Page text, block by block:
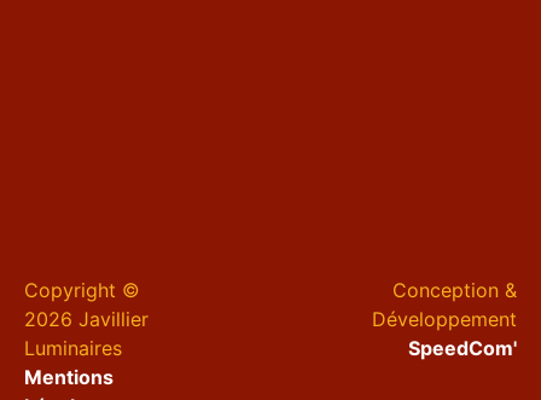
Copyright ©
2026 Javillier
Luminaires
Mentions
Conception &
Développement
SpeedCom'